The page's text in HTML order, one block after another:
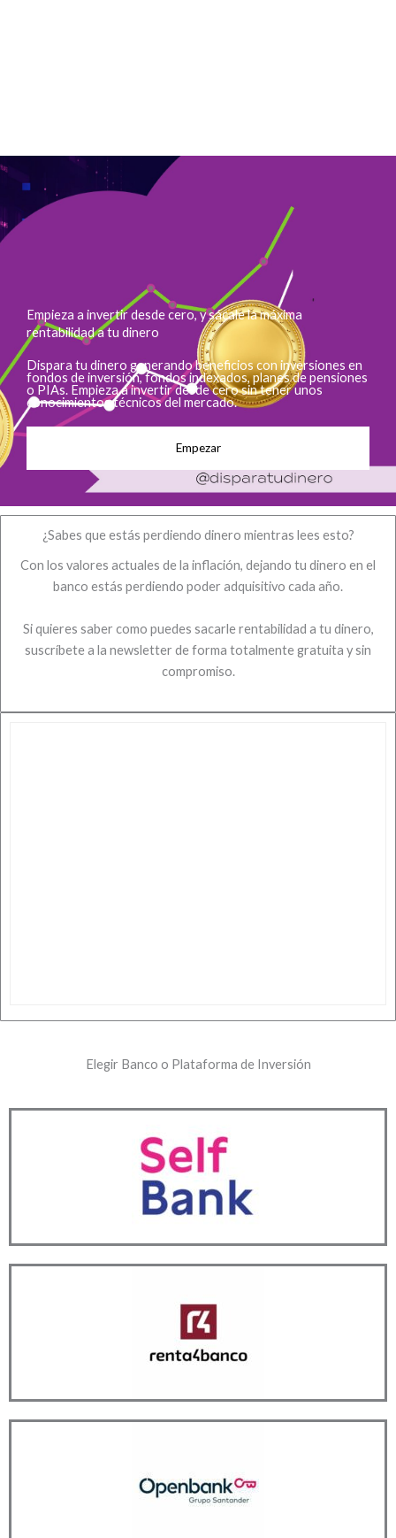
Empieza a invertir desde cero, y sácale la máxima
rentabilidad a tu dinero
Dispara tu dinero generando beneficios con inversiones en
fondos de inversión, fondos indexados, planes de pensiones
o PIAs. Empieza a invertir desde cero sin tener unos
conocimientos técnicos del mercado.
Empezar
¿Sabes que estás perdiendo dinero mientras lees esto?
Con los valores actuales de la inflación, dejando tu dinero en el
banco estás perdiendo poder adquisitivo cada año.
Si quieres saber como puedes sacarle rentabilidad a tu dinero,
suscríbete a la newsletter de forma totalmente gratuita y sin
compromiso.
Elegir Banco o Plataforma de Inversión